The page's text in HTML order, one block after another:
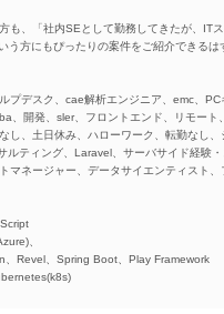
も、「社内SEとして勤務してきたが、IT
方にもぴったりの案件をご紹介できるは
プデスク、cae解析エンジニア、emc、PC
、開発、sler、フロントエンド、リモート
し、土日休み、ハローワーク、転勤なし、
ティング、Laravel、サーバサイド経験
マネージャー、データサイエンティスト、
、
Revel、Spring Boot、Play Framework